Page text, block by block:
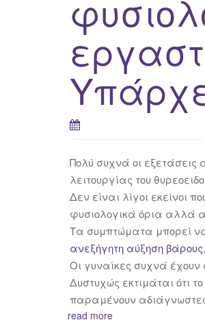
Πολύ συχνά οι εξετάσεις
λειτουργίας του
Δεν είναι λίγοι εκείνοι
φυσιολογικά όρια αλλά
Τα συμπτώματα μπορεί
ανεξήγητη αύξηση βάρους
Οι γυναίκες συχνά έχουν
Δυστυχώς εκτιμάται ότι
παραμένουν
read more